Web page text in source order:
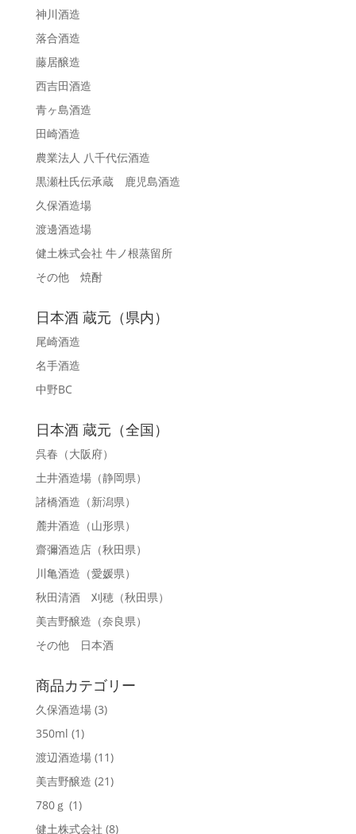
神川酒造
落合酒造
藤居醸造
西吉田酒造
青ヶ島酒造
田崎酒造
農業法人 八千代伝酒造
黒瀬杜氏伝承蔵 鹿児島酒造
久保酒造場
渡邊酒造場
健土株式会社 牛ノ根蒸留所
その他 焼酎
日本酒 蔵元（県内）
尾崎酒造
名手酒造
中野BC
日本酒 蔵元（全国）
呉春 （大阪府）
土井酒造場（静岡県）
諸橋酒造 （新潟県）
麓井酒造 （山形県）
齋彌酒造店（秋田県）
川亀酒造 （愛媛県）
秋田清酒 刈穂（秋田県）
美吉野醸造 （奈良県）
その他 日本酒
商品カテゴリー
久保酒造場 (3)
350ml (1)
渡辺酒造場 (11)
美吉野醸造 (21)
780ｇ (1)
健土株式会社 (8)